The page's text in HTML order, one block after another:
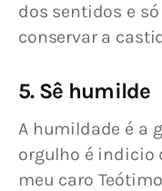
dos sentidos e
conservar a
5. Sê humilde
A humildade é a
orgulho é indicio
meu caro